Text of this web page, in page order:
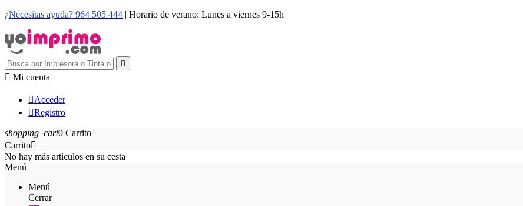
¿Necesitas ayuda? 964 505 444 | Horario de verano: Lunes a viernes 9-15h

 Mi cuenta
Acceder
Registro
shopping_cart0 Carrito
Carrito
No hay más artículos en su cesta
Menú
Menú
Cerrar